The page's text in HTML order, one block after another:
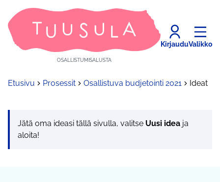
OSALLISTUMISALUSTA
KirjauduValikko
Etusivu Prosessit Osallistuva budjetointi 2021 Ideat
Jätä oma ideasi tällä sivulla, valitse Uusi idea ja
aloita!